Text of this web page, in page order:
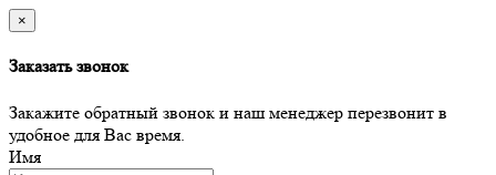
×
Заказать звонок
Закажите обратный звонок и наш менеджер перезвонит в
удобное для Вас время.
Имя